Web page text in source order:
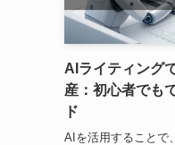
AIライティング
産：初心者でも
ド
AIを活用することで